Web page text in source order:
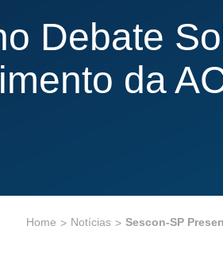
Debate
da
Home Notícias Sescon-SP